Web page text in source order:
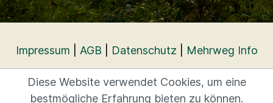
Impressum AGB Datenschutz Mehrweg Info
Diese Website verwendet Cookies, um eine
bestmögliche Erfahrung bieten zu können.